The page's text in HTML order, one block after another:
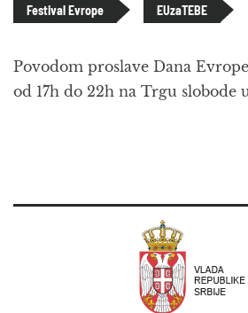
Festival Evrope EUzaTEBE
Povodom proslave Dana
od 17h do 22h na Trgu slobode